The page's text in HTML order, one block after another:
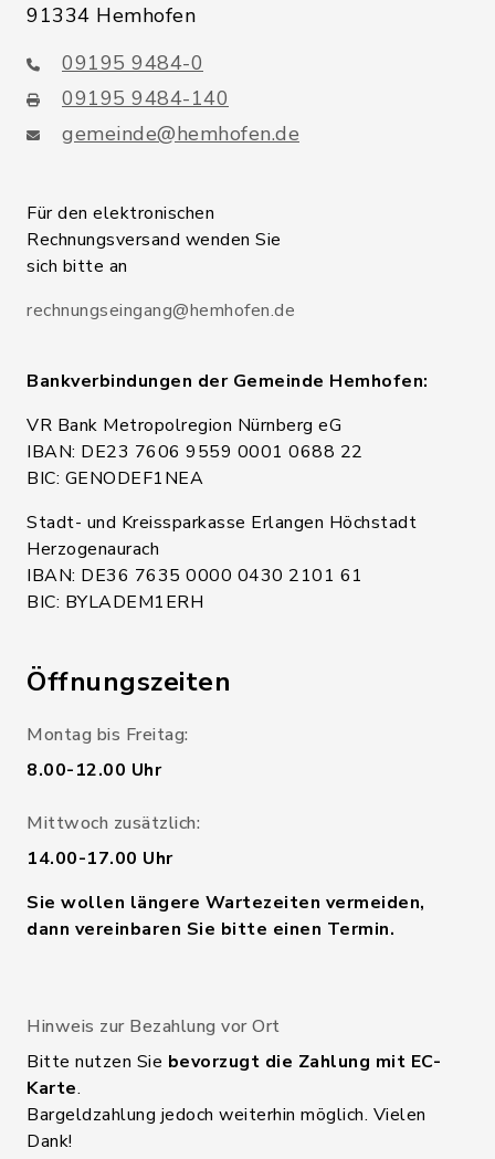
91334 Hemhofen
09195 9484-0
09195 9484-140
gemeinde@hemhofen.de
Für den elektronischen
Rechnungsversand wenden Sie
sich bitte an
rechnungseingang@hemhofen.de
Bankverbindungen der Gemeinde Hemhofen:
VR Bank Metropolregion Nürnberg eG
IBAN: DE23 7606 9559 0001 0688 22
BIC: GENODEF1NEA
Stadt- und Kreissparkasse Erlangen Höchstadt
Herzogenaurach
IBAN: DE36 7635 0000 0430 2101 61
BIC: BYLADEM1ERH
Öffnungszeiten
Montag bis Freitag:
8.00-12.00 Uhr
Mittwoch zusätzlich:
14.00-17.00 Uhr
Sie wollen längere Wartezeiten vermeiden,
dann vereinbaren Sie bitte einen Termin.
Hinweis zur Bezahlung vor Ort
Bitte nutzen Sie bevorzugt die Zahlung mit EC-
Karte.
Bargeldzahlung jedoch weiterhin möglich. Vielen
Dank!